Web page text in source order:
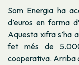
Som Energia ha
d’euros en forma
Aquesta xifra s’ha
fet més de
cooperativa. Arriba